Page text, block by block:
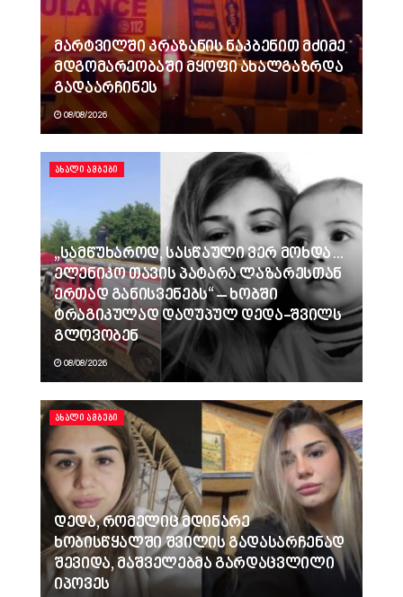
მარტვილში კრაზანის ნაკბენით მძიმე
მდგომარეობაში მყოფი ახალგაზრდა
გადაარჩინეს
08/08/2026
ᲐᲮᲐᲚᲘ ᲐᲛᲑᲔᲑᲘ
„სამწუხაროდ, სასწაული ვერ მოხდა…
ელენიკო თავის პატარა ლაზარესთან
ერთად განისვენებს“ – ხობში
ტრაგიკულად დაღუპულ დედა-შვილს
გლოვობენ
08/08/2026
ᲐᲮᲐᲚᲘ ᲐᲛᲑᲔᲑᲘ
დედა, რომელიც მდინარე
ხობისწყალში შვილის გადასარჩენად
შევიდა, მაშველებმა გარდაცვლილი
იპოვეს